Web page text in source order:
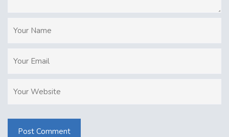
Post Comment